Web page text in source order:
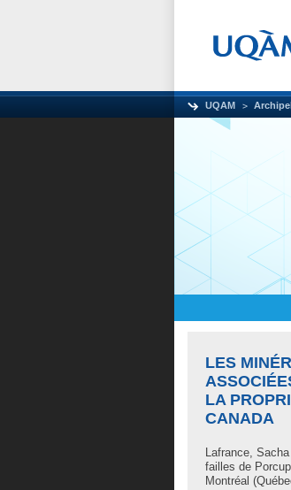
UQAM
LES
LA
CANADA
Lafrance, Sacha
failles de
Montréal